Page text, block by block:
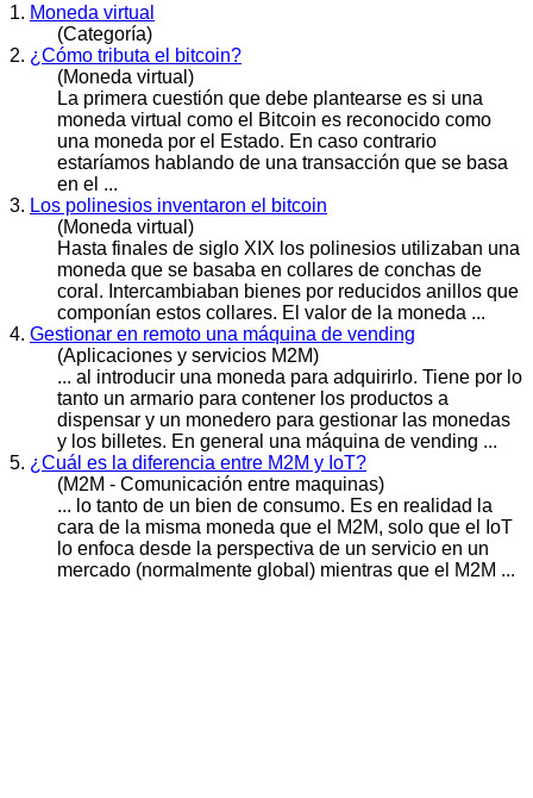
1. Moneda virtual
(Categoría)
2. ¿Cómo tributa el bitcoin?
(Moneda virtual)
La primera cuestión que debe plantearse es si una
moneda virtual como el Bitcoin es reconocido como
una moneda por el Estado. En caso contrario
estaríamos hablando de una transacción que se basa
en el ...
3. Los polinesios inventaron el bitcoin
(Moneda virtual)
Hasta finales de siglo XIX los polinesios utilizaban una
moneda que se basaba en collares de conchas de
coral. Intercambiaban bienes por reducidos anillos que
componían estos collares. El valor de la moneda ...
4. Gestionar en remoto una máquina de vending
(Aplicaciones y servicios M2M)
... al introducir una moneda para adquirirlo. Tiene por lo
tanto un armario para contener los productos a
dispensar y un monedero para gestionar las monedas
y los billetes. En general una máquina de vending ...
5. ¿Cuál es la diferencia entre M2M y IoT?
(M2M - Comunicación entre maquinas)
... lo tanto de un bien de consumo. Es en realidad la
cara de la misma moneda que el M2M, solo que el IoT
lo enfoca desde la perspectiva de un servicio en un
mercado (normalmente global) mientras que el M2M ...